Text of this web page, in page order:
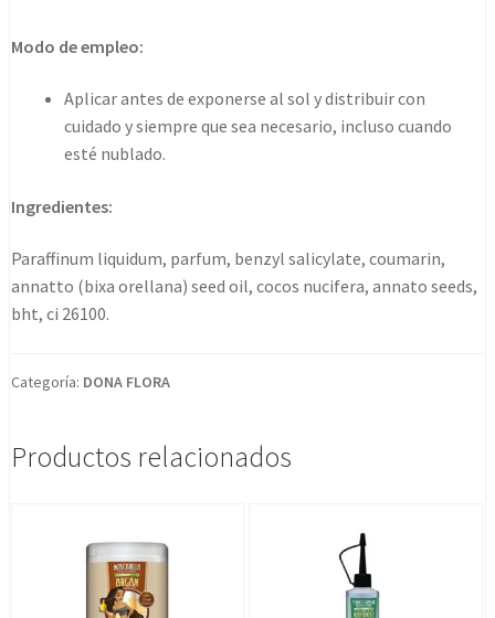
Y
Modo de empleo:
Aplicar antes de exponerse al sol y distribuir con
cuidado y siempre que sea necesario, incluso cuando
esté nublado.
Ingredientes:
Paraffinum liquidum, parfum, benzyl salicylate, coumarin,
annatto (bixa orellana) seed oil, cocos nucifera, annato seeds,
bht, ci 26100.
Categoría: DONA FLORA
Productos relacionados